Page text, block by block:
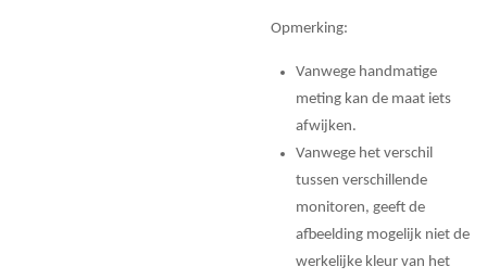
Opmerking:
Vanwege handmatige
meting kan de maat iets
afwijken.
Vanwege het verschil
tussen verschillende
monitoren, geeft de
afbeelding mogelijk niet de
werkelijke kleur van het